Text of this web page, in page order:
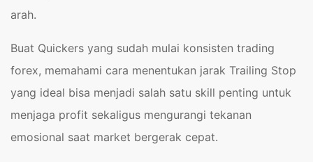
arah.
Buat Quickers yang sudah mulai konsisten trading
forex, memahami cara menentukan jarak Trailing Stop
yang ideal bisa menjadi salah satu skill penting untuk
menjaga profit sekaligus mengurangi tekanan
emosional saat market bergerak cepat.